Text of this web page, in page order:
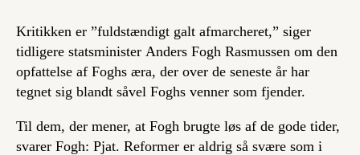
Min side
Kritikken er ”fuldstændigt galt afmarcheret,” siger
tidligere statsminister Anders Fogh Rasmussen om den
opfattelse af Foghs æra, der over de seneste år har
tegnet sig blandt såvel Foghs venner som fjender.
Til dem, der mener, at Fogh brugte løs af de gode tider,
svarer Fogh: Pjat. Reformer er aldrig så svære som i